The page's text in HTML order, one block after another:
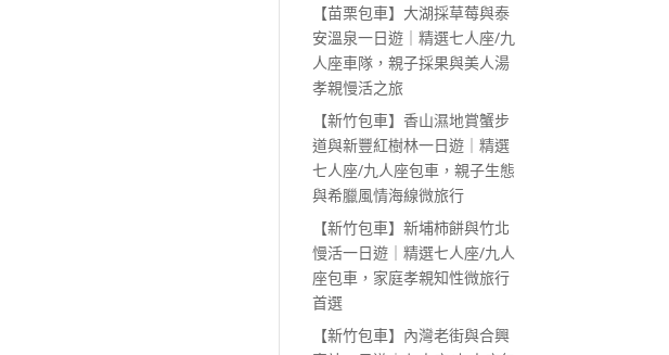
【苗栗包車】大湖採草莓與泰
安溫泉一日遊｜精選七人座/九
人座車隊，親子採果與美人湯
孝親慢活之旅
【新竹包車】香山濕地賞蟹步
道與新豐紅樹林一日遊｜精選
七人座/九人座包車，親子生態
與希臘風情海線微旅行
【新竹包車】新埔柿餅與竹北
慢活一日遊｜精選七人座/九人
座包車，家庭孝親知性微旅行
首選
【新竹包車】內灣老街與合興